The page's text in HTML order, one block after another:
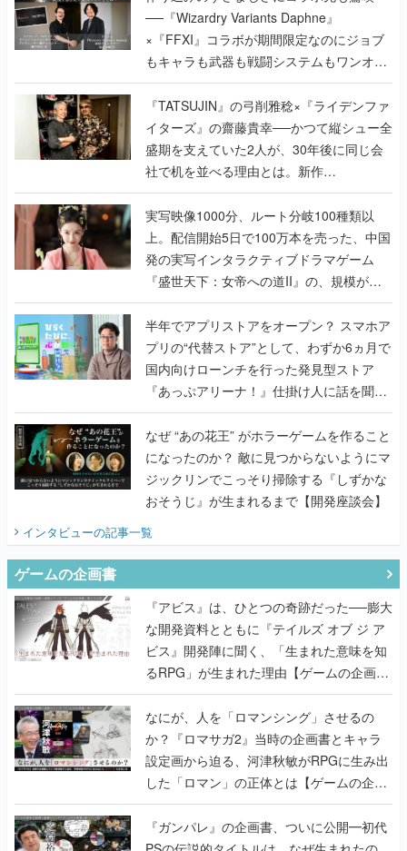
──『Wizardry Variants Daphne』
×『FFXI』コラボが期間限定なのにジョブ
もキャラも武器も戦闘システムもワンオフ
で作り込まれた理由を両ディレクターに聞
く
『TATSUJIN』の弓削雅稔×『ライデンファ
イターズ』の齋藤貴幸──かつて縦シュー全
盛期を支えていた2人が、30年後に同じ会
社で机を並べる理由とは。新作
『TATSUJIN EXTREME』で初タッグを組
んだレジェンド2人に訊く開発秘話
実写映像1000分、ルート分岐100種類以
上。配信開始5日で100万本を売った、中国
発の実写インタラクティブドラマゲーム
『盛世天下：女帝への道II』の、規模が違
うこだわりをプロデューサーに聞いた
半年でアプリストアをオープン？ スマホア
プリの“代替ストア”として、わずか6ヵ月で
国内向けローンチを行った発見型ストア
『あっぷアリーナ！』仕掛け人に話を聞い
てみた
なぜ “あの花王” がホラーゲームを作ること
になったのか？ 敵に見つからないようにマ
ジックリンでこっそり掃除する『しずかな
おそうじ』が生まれるまで【開発座談会】
インタビューの記事一覧
ゲームの企画書
『アビス』は、ひとつの奇跡だった──膨大
な開発資料とともに『テイルズ オブ ジ ア
ビス』開発陣に聞く、「生まれた意味を知
るRPG」が生まれた理由【ゲームの企画
書】
なにが、人を「ロマンシング」させるの
か？『ロマサガ2』当時の企画書とキャラ
設定画から迫る、河津秋敏がRPGに生み出
した「ロマン」の正体とは【ゲームの企画
書】
『ガンパレ』の企画書、ついに公開━初代